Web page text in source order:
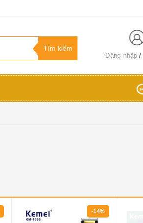
Đăng nhập
-14%